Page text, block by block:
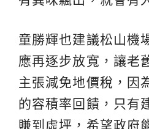
童勝輝也建議松山機
應再逐步放寬，讓老
主張減免地價稅，因
的容積率回饋，只有
賺到虛坪，希望政府